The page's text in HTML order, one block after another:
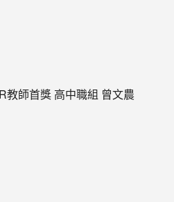
教師首獎 高中職組 曾文農